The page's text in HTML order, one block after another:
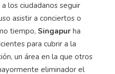
los ciudadanos seguir
asistir a conciertos o
tiempo, Singapur ha
para cubrir a la
un área en la que otros
eliminador el